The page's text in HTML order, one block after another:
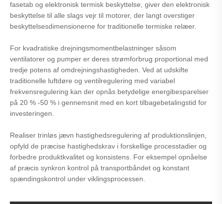
fasetab og elektronisk termisk beskyttelse, giver den elektronisk
beskyttelse til alle slags vejr til motorer, der langt overstiger
beskyttelsesdimensionerne for traditionelle termiske relæer.
For kvadratiske drejningsmomentbelastninger såsom
ventilatorer og pumper er deres strømforbrug proportional med
tredje potens af omdrejningshastigheden. Ved at udskifte
traditionelle luftdøre og ventilregulering med variabel
frekvensregulering kan der opnås betydelige energibesparelser
på 20 % -50 % i gennemsnit med en kort tilbagebetalingstid for
investeringen.
Realiser trinløs jævn hastighedsregulering af produktionslinjen,
opfyld de præcise hastighedskrav i forskellige processtadier og
forbedre produktkvalitet og konsistens. For eksempel opnåelse
af præcis synkron kontrol på transportbåndet og konstant
spændingskontrol under viklingsprocessen.